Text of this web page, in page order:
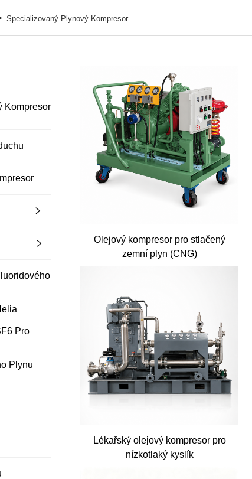
Specializovaný Plynový Kompresor
Kompresor
Pro
Plynu
Olejový kompresor pro stlačený
zemní plyn (CNG)
Lékařský olejový kompresor pro
nízkotlaký kyslík